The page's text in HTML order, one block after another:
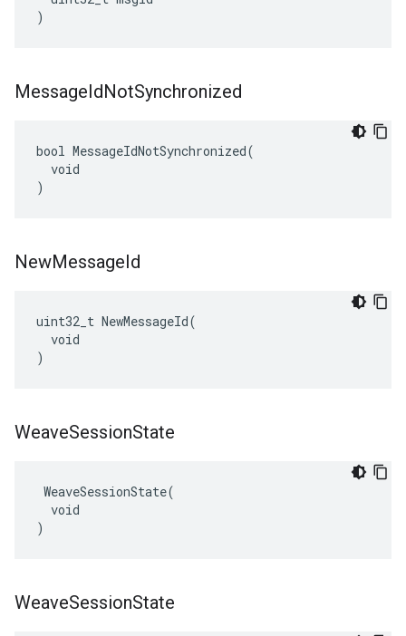
)
MessageIdNotSynchronized
bool MessageIdNotSynchronized(
  void
)
NewMessageId
uint32_t NewMessageId(
  void
)
WeaveSessionState
WeaveSessionState(
  void
)
WeaveSessionState